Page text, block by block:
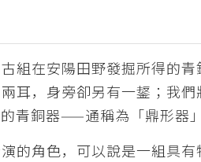
組在安陽田野發掘所得的
耳，身旁卻另有一鋬；我
青銅器——通稱為「鼎形器」
的角色，可以說是一組具